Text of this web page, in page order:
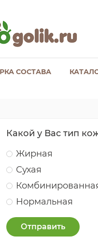
СОСТАВА
Какой у Вас тип
Жирная
Сухая
Нормальная
Отправить